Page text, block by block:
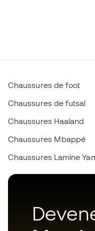
Chaussures de foot
Chaussures de futsal
Chaussures Haaland
Chaussures Mbappé
Chaussures Lamine